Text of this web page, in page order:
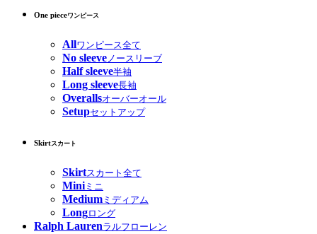
One pieceワンピース
Allワンピース全て
No sleeve ノースリーブ
Half sleeve半袖
Long sleeve長袖
Overallsオーバーオール
Setupセットアップ
Skirtスカート
Skirtスカート全て
Miniミニ
Medium ミディアム
Longロング
Ralph Laurenラルフローレン